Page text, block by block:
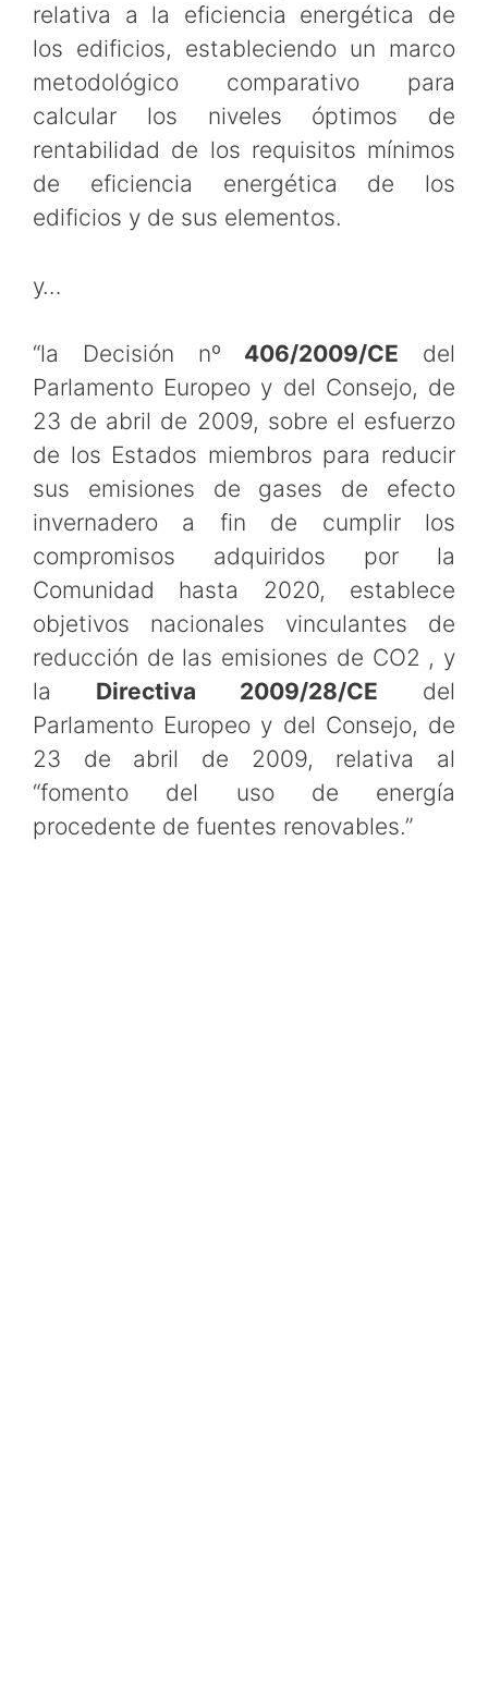
relativa a la eficiencia energética de
los edificios, estableciendo un marco
metodológico comparativo para
calcular los niveles óptimos de
rentabilidad de los requisitos mínimos
de eficiencia energética de los
edificios y de sus elementos.
y…
“la Decisión nº 406/2009/CE del
Parlamento Europeo y del Consejo, de
23 de abril de 2009, sobre el esfuerzo
de los Estados miembros para reducir
sus emisiones de gases de efecto
invernadero a fin de cumplir los
compromisos adquiridos por la
Comunidad hasta 2020, establece
objetivos nacionales vinculantes de
reducción de las emisiones de CO2 , y
la Directiva 2009/28/CE del
Parlamento Europeo y del Consejo, de
23 de abril de 2009, relativa al
“fomento del uso de energía
procedente de fuentes renovables.”